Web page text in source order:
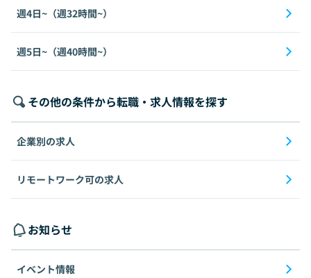
週4日~（週32時間~）
週5日~（週40時間~）
その他の条件から転職・求人情報を探す
企業別の求人
リモートワーク可の求人
お知らせ
イベント情報